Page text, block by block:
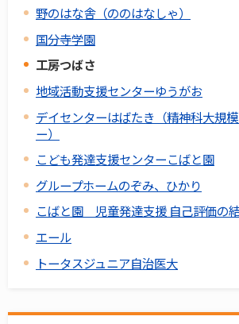
野のはな舎（ののはなしゃ）
国分寺学園
工房つばさ
地域活動支援センターゆうがお
デイセンターはばたき（精神科大規
ー）
こども発達支援センターこばと園
グループホームのぞみ、ひかり
こばと園 児童発達支援 自己評価の
エール
トータスジュニア自治医大